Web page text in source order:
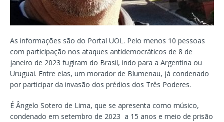
As informações são do Portal UOL. Pelo menos 10 pessoas
com participação nos ataques antidemocráticos de 8 de
janeiro de 2023 fugiram do Brasil, indo para a Argentina ou
Uruguai. Entre elas, um morador de Blumenau, já condenado
por participar da invasão dos prédios dos Três Poderes.
É Ângelo Sotero de Lima, que se apresenta como músico,
condenado em setembro de 2023 a 15 anos e meio de prisão